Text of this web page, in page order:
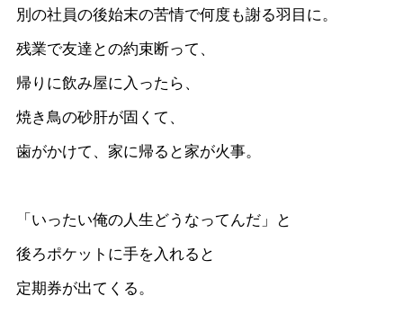
別の社員の後始末の苦情で何度も謝る羽目に。
残業で友達との約束断って、
帰りに飲み屋に入ったら、
焼き鳥の砂肝が固くて、
歯がかけて、家に帰ると家が火事。
「いったい俺の人生どうなってんだ」と
後ろポケットに手を入れると
定期券が出てくる。